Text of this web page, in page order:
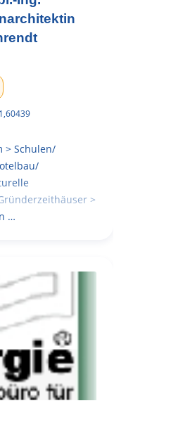
,60439
> Schulen/
>
…